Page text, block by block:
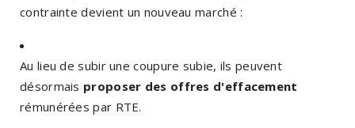
contrainte devient un nouveau marché :
Au lieu de subir une coupure subie, ils peuvent
désormais proposer des offres d'effacement
rémunérées par RTE.